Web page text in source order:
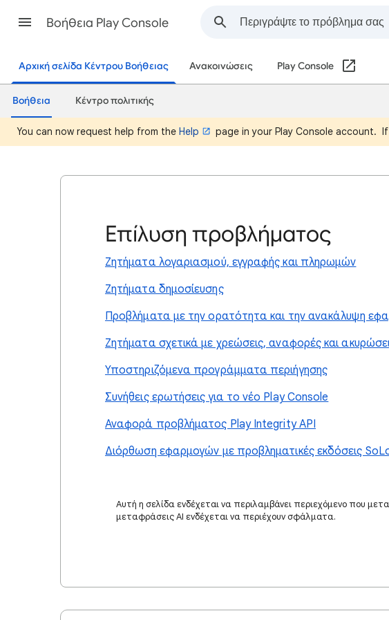
Βοήθεια Play Console
Αρχική σελίδα Κέντρου Βοήθειας Ανακοινώσεις Play Console
Βοήθεια Κέντρο πολιτικής
You can now request help from the Help page in your Play Console account.
Επίλυση προβλήματος
Ζητήματα λογαριασμού, εγγραφής και πληρωμών
Ζητήματα δημοσίευσης
Προβλήματα με την ορατότητα και την ανακάλυψη
Ζητήματα σχετικά με χρεώσεις, αναφορές και
Υποστηριζόμενα προγράμματα περιήγησης
Συνήθεις ερωτήσεις για το νέο Play Console
Αναφορά προβλήματος Play Integrity API
Διόρθωση εφαρμογών με προβληματικές εκδόσεις
Αυτή η σελίδα ενδέχεται να περιλαμβάνει περιεχόμενο που
μεταφράσεις AI ενδέχεται να περιέχουν σφάλματα.